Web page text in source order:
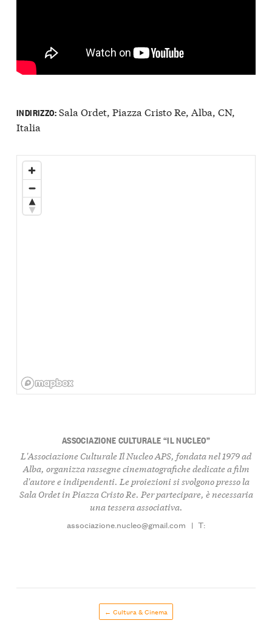
INDIRIZZO:Sala Ordet, Piazza Cristo Re, Alba, CN,
Italia
ASSOCIAZIONE CULTURALE “IL NUCLEO”
L'Associazione Culturale Il Nucleo APS, fondata nel 1979 ad
Alba, organizza rassegne cinematografiche dedicate a film
d'autore e indipendenti. Le proiezioni si svolgono presso la
Sala Ordet in Piazza Cristo Re. Per partecipare, è necessaria
una tessera associativa.
associazione.nucleo@gmail.com | T:
← Cultura & Cinema